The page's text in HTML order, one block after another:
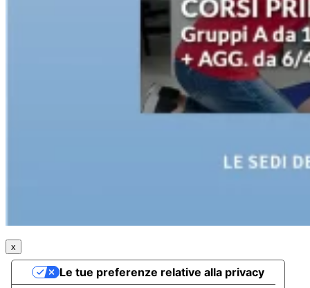
x
Le tue preferenze relative alla privacy